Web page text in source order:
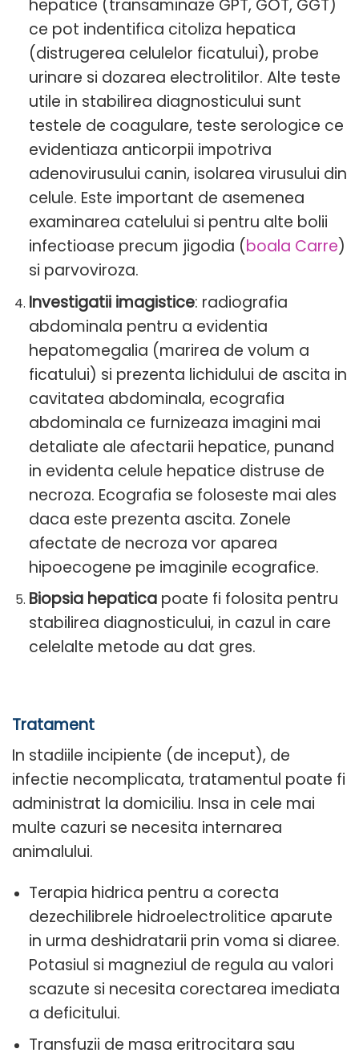
hepatice (transaminaze GPT, GOT, GGT)
ce pot indentifica citoliza hepatica
(distrugerea celulelor ficatului), probe
urinare si dozarea electrolitilor. Alte teste
utile in stabilirea diagnosticului sunt
testele de coagulare, teste serologice ce
evidentiaza anticorpii impotriva
adenovirusului canin, isolarea virusului din
celule. Este important de asemenea
examinarea catelului si pentru alte bolii
infectioase precum jigodia (boala Carre)
si parvoviroza.
Investigatii imagistice: radiografia
abdominala pentru a evidentia
hepatomegalia (marirea de volum a
ficatului) si prezenta lichidului de ascita in
cavitatea abdominala, ecografia
abdominala ce furnizeaza imagini mai
detaliate ale afectarii hepatice, punand
in evidenta celule hepatice distruse de
necroza. Ecografia se foloseste mai ales
daca este prezenta ascita. Zonele
afectate de necroza vor aparea
hipoecogene pe imaginile ecografice.
Biopsia hepaticapoate fi folosita pentru
stabilirea diagnosticului, in cazul in care
celelalte metode au dat gres.
Tratament
In stadiile incipiente (de inceput), de
infectie necomplicata, tratamentul poate fi
administrat la domiciliu. Insa in cele mai
multe cazuri se necesita internarea
animalului.
Terapia hidrica pentru a corecta
dezechilibrele hidroelectrolitice aparute
in urma deshidratarii prin voma si diaree.
Potasiul si magneziul de regula au valori
scazute si necesita corectarea imediata
a deficitului.
Transfuzii de masa eritrocitara sau